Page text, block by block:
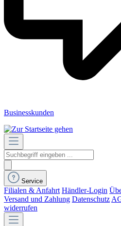
Businesskunden
Service
Filialen & Anfahrt Händler-Login
Versand und Zahlung Datenschutz
widerrufen